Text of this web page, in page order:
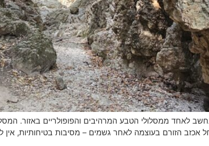
לאחד ממסלולי הטבע המרהיבים והפופולריים באזור.
אכזב הזורם בעוצמה לאחר גשמים – מסיבות בטיחותיות, אין